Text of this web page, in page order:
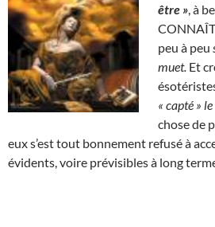
être » , à
peu à peu
muet. Et
« capté »
chose de
eux s’est tout bonnement refusé à
évidents, voire prévisibles à long